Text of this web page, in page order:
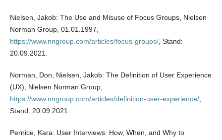
Nielsen, Jakob: The Use and Misuse of Focus Groups, Nielsen
Norman Group, 01.01.1997,
https://www.nngroup.com/articles/focus-groups/, Stand:
20.09.2021.
Norman, Don; Nielsen, Jakob: The Definition of User Experience
(UX), Nielsen Norman Group,
https://www.nngroup.com/articles/definition-user-experience/,
Stand: 20.09.2021.
Pernice, Kara: User Interviews: How, When, and Why to